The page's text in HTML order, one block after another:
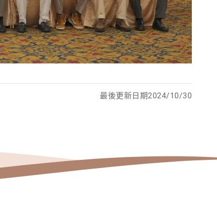
最後更新日期2024/10/30